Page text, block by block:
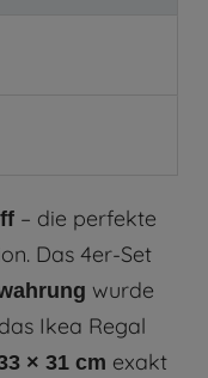
– die perfekte
Das 4er-Set
wurde
Ikea Regal
× 31 cm exakt